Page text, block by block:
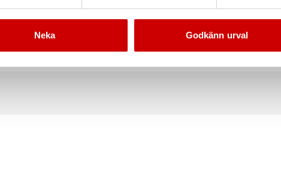
Neka Godkänn urval